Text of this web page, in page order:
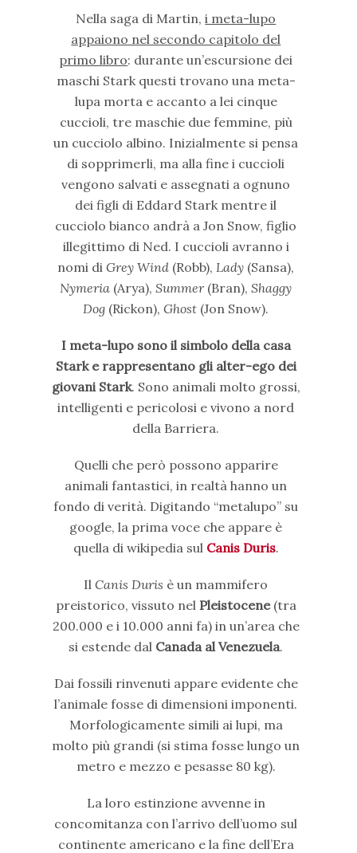
Nella saga di Martin,i meta-lupo
appaiono nel secondo capitolo del
primo libro: durante un’escursione dei
maschi Stark questi trovano una meta-
lupa morta e accanto a lei cinque
cuccioli, tre maschie due femmine, più
un cucciolo albino. Inizialmente si pensa
di sopprimerli, ma alla fine i cuccioli
vengono salvati e assegnati a ognuno
dei figli di Eddard Stark mentre il
cucciolo bianco andrà a Jon Snow, figlio
illegittimo di Ned. I cuccioli avranno i
nomi diGrey Wind (Robb), Lady (Sansa),
Nymeria (Arya),Summer(Bran),Shaggy
Dog (Rickon),Ghost (Jon Snow).
I meta-lupo sono il simbolo della casa
Stark e rappresentano gli alter-ego dei
giovani Stark. Sono animali molto grossi,
intelligenti e pericolosi e vivono a nord
della Barriera.
Quelli che però possono apparire
animali fantastici, in realtà hanno un
fondo di verità. Digitando “metalupo” su
google, la prima voce che appare è
quella di wikipedia sul Canis Duris.
IlCanis Duris è un mammifero
preistorico, vissuto nel Pleistocene(tra
200.000 e i 10.000 anni fa) in un’area che
si estende dal Canada al Venezuela.
Dai fossili rinvenuti appare evidente che
l’animale fosse di dimensioni imponenti.
Morfologicamente simili ai lupi, ma
molto più grandi (si stima fosse lungo un
metro e mezzo e pesasse 80 kg).
La loro estinzione avvenne in
concomitanza con l’arrivo dell’uomo sul
continente americano e la fine dell’Era